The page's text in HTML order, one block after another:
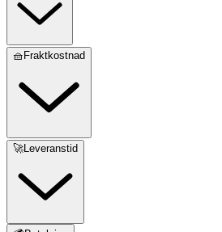
🧺Fraktkostnad
🚀Leveranstid